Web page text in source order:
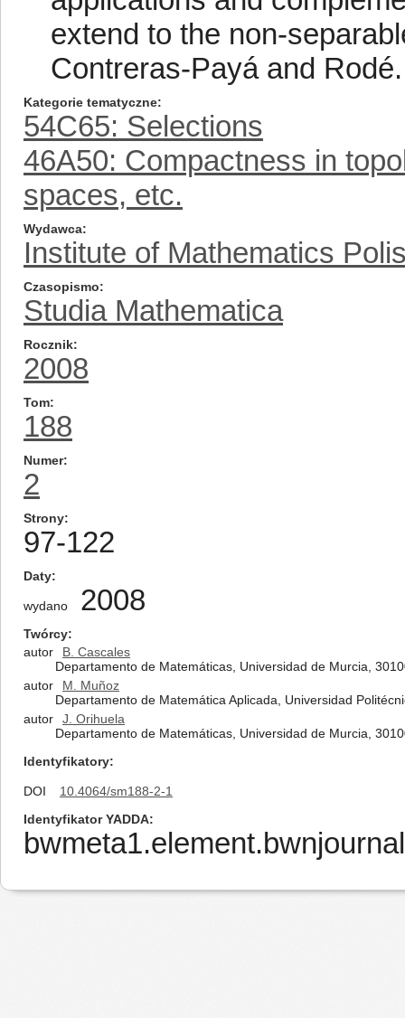
extend to the non-
Contreras-Payá and Rodé.
Kategorie tematyczne
54C65: Selections
46A50: Compactness in
spaces, etc.
Wydawca
Institute of Mathematics
Czasopismo
Studia Mathematica
Rocznik
2008
Tom
188
Numer
2
Strony
97-122
Daty
wydano 2008
Twórcy
autor
B. Cascales
Departamento de Matemáticas, Universidad de Murcia,
autor
M. Muñoz
Departamento de Matemática Aplicada, Universidad
autor
J. Orihuela
Departamento de Matemáticas, Universidad de Murcia,
Identyfikatory
DOI
10.4064/sm188-2-1
Identyfikator YADDA